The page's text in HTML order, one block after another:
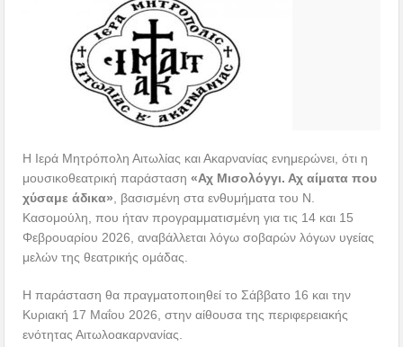
Η Ιερά Μητρόπολη Αιτωλίας και Ακαρνανίας ενημερώνει, ότι η
μουσικοθεατρική παράσταση«Αχ Μισολόγγι. Αχ αίματα που
χύσαμε άδικα» , βασισμένη στα ενθυμήματα του Ν.
Κασομούλη, που ήταν προγραμματισμένη για τις 14 και 15
Φεβρουαρίου 2026, αναβάλλεται λόγω σοβαρών λόγων υγείας
μελών της θεατρικής ομάδας.
Η παράσταση θα πραγματοποιηθεί το Σάββατο 16 και την
Κυριακή 17 Μαΐου 2026, στην αίθουσα της περιφερειακής
ενότητας Αιτωλοακαρνανίας.